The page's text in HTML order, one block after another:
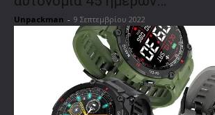
Unpackman - 9 Σεπτεμβρίου 2022